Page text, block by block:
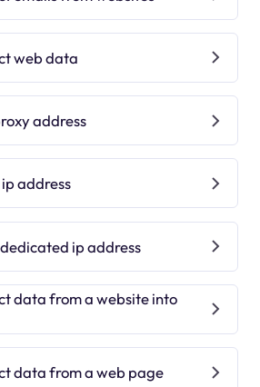
web data
address
address
ip address
data from a website into
data from a web page